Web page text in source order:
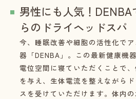
男性にも人気！
らのドライヘッドスパ
今、睡眠改善や細胞の活性化で
器「DENBA」。この最新健康機
電位空間に寝ていただくことで
を与え、生体電流を整えながら
スを受けていただけます。体内